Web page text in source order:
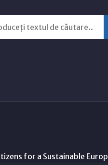
for a Sustainable